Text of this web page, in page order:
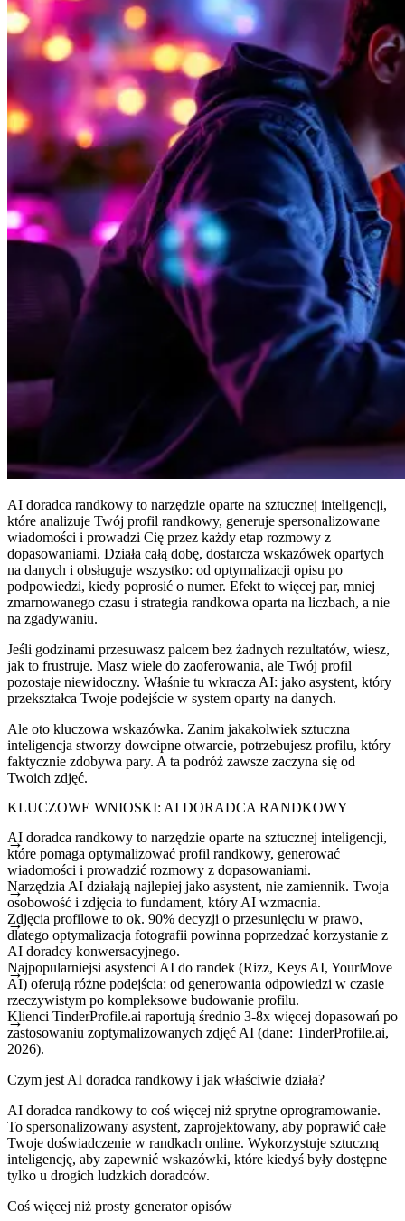
AI doradca randkowy to narzędzie oparte na sztucznej inteligencji,
które analizuje Twój profil randkowy, generuje spersonalizowane
wiadomości i prowadzi Cię przez każdy etap rozmowy z
dopasowaniami. Działa całą dobę, dostarcza wskazówek opartych
na danych i obsługuje wszystko: od optymalizacji opisu po
podpowiedzi, kiedy poprosić o numer. Efekt to więcej par, mniej
zmarnowanego czasu i strategia randkowa oparta na liczbach, a nie
na zgadywaniu.
Jeśli godzinami przesuwasz palcem bez żadnych rezultatów, wiesz,
jak to frustruje. Masz wiele do zaoferowania, ale Twój profil
pozostaje niewidoczny. Właśnie tu wkracza AI: jako asystent, który
przekształca Twoje podejście w system oparty na danych.
Ale oto kluczowa wskazówka. Zanim jakakolwiek sztuczna
inteligencja stworzy dowcipne otwarcie, potrzebujesz profilu, który
faktycznie zdobywa pary. A ta podróż zawsze zaczyna się od
Twoich zdjęć.
KLUCZOWE WNIOSKI: AI DORADCA RANDKOWY
AI doradca randkowy to narzędzie oparte na sztucznej inteligencji,
które pomaga optymalizować profil randkowy, generować
wiadomości i prowadzić rozmowy z dopasowaniami.
Narzędzia AI działają najlepiej jako asystent, nie zamiennik. Twoja
osobowość i zdjęcia to fundament, który AI wzmacnia.
Zdjęcia profilowe to ok. 90% decyzji o przesunięciu w prawo,
dlatego optymalizacja fotografii powinna poprzedzać korzystanie z
AI doradcy konwersacyjnego.
Najpopularniejsi asystenci AI do randek (Rizz, Keys AI, YourMove
AI) oferują różne podejścia: od generowania odpowiedzi w czasie
rzeczywistym po kompleksowe budowanie profilu.
Klienci TinderProfile.ai raportują średnio 3-8x więcej dopasowań po
zastosowaniu zoptymalizowanych zdjęć AI (dane: TinderProfile.ai,
2026).
Czym jest AI doradca randkowy i jak właściwie działa?
AI doradca randkowy to coś więcej niż sprytne oprogramowanie.
To spersonalizowany asystent, zaprojektowany, aby poprawić całe
Twoje doświadczenie w randkach online. Wykorzystuje sztuczną
inteligencję, aby zapewnić wskazówki, które kiedyś były dostępne
tylko u drogich ludzkich doradców.
Coś więcej niż prosty generator opisów